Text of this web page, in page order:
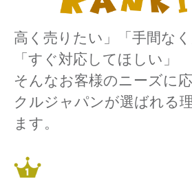
高く売りたい」「手間なく
「すぐ対応してほしい」
そんなお客様のニーズに
クルジャパンが選ばれる
ます。